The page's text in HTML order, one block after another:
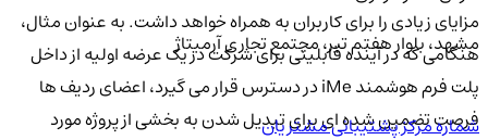
مزایای زیادی را برای کاربران به همراه خواهد داشت. به عنوان مثال،
هنگامی که در آینده قابلیتی برای شرکت در یک عرضه اولیه از داخل
پلت فرم هوشمند iMe در دسترس قرار می گیرد، اعضای ردیف ها
فرصت تضمین شده ای برای تبدیل شدن به بخشی از پروژه مورد
مشهد، بلوار هفتم تیر، مجتمع تجاری آرمیتاژ
شماره مرکز پشتیبانی مشتریان